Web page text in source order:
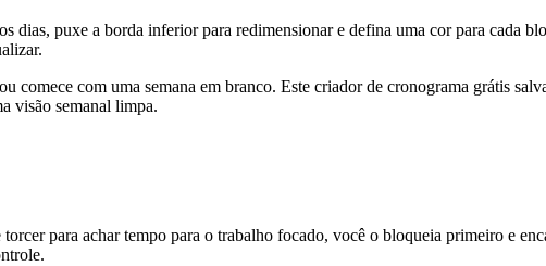
puxe a borda inferior para redimensionar e defina uma cor para cada
com uma semana em branco. Este criador de cronograma grátis
visão semanal limpa.
para achar tempo para o trabalho focado, você o bloqueia primeiro e